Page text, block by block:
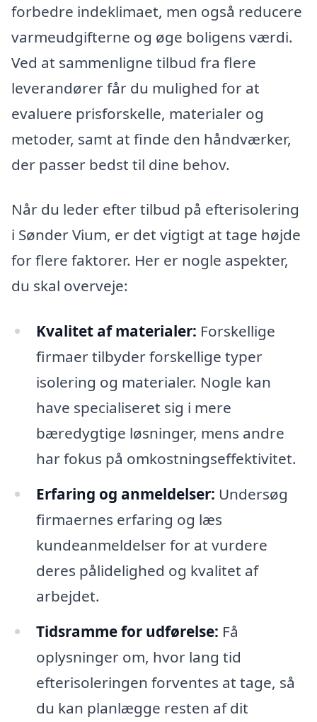
forbedre indeklimaet, men også reducere
varmeudgifterne og øge boligens værdi.
Ved at sammenligne tilbud fra flere
leverandører får du mulighed for at
evaluere prisforskelle, materialer og
metoder, samt at finde den håndværker,
der passer bedst til dine behov.
Når du leder efter tilbud på efterisolering
i Sønder Vium, er det vigtigt at tage højde
for flere faktorer. Her er nogle aspekter,
du skal overveje:
Kvalitet af materialer: Forskellige
firmaer tilbyder forskellige typer
isolering og materialer. Nogle kan
have specialiseret sig i mere
bæredygtige løsninger, mens andre
har fokus på omkostningseffektivitet.
Erfaring og anmeldelser: Undersøg
firmaernes erfaring og læs
kundeanmeldelser for at vurdere
deres pålidelighed og kvalitet af
arbejdet.
Tidsramme for udførelse: Få
oplysninger om, hvor lang tid
efterisoleringen forventes at tage, så
du kan planlægge resten af dit